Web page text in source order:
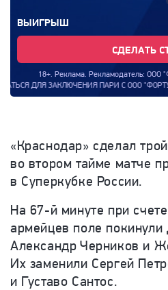
ВЫИГРЫШ
СДЕЛАТЬ
18+. Реклама. Рекламодатель: ООО
ПАРИ С ООО "ФОРТУНА".
«Краснодар» сделал
во втором тайме матче
в Суперкубке России.
На 67-й минуте при
армейцев поле
Александр Черников и
Их заменили Сергей
и Густаво Сантос.